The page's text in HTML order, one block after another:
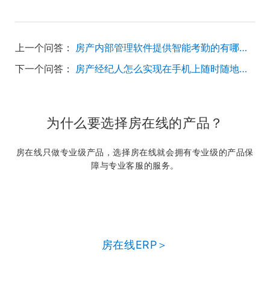
上一个问答：
房产内部管理软件提供智能考勤的有哪些？
下一个问答：
房产经纪人怎么实现在手机上随时随地办公？
为什么要选择房在线的产品？
房在线只做专业级产品，选择房在线就会拥有专业级的产品保
障与专业客服的服务。
房在线ERP＞